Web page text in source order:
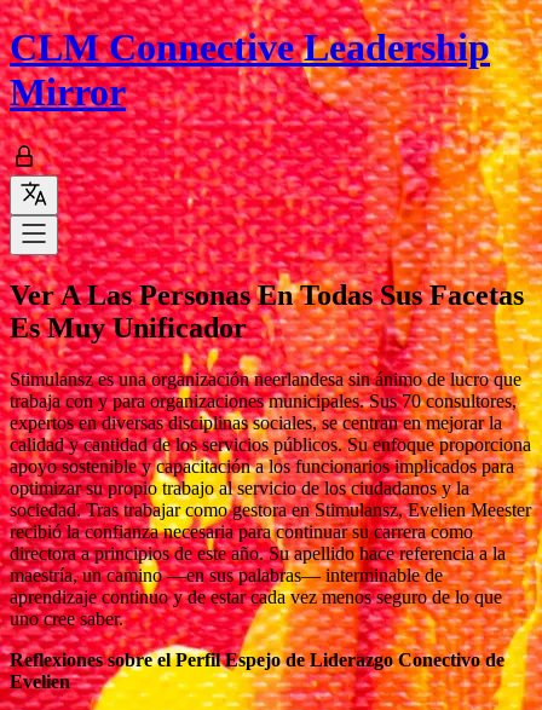
CLMConnective Leadership
Mirror
Ver A Las Personas En Todas Sus Facetas
Es Muy Unificador
Stimulansz es una organización neerlandesa sin ánimo de lucro que
trabaja con y para organizaciones municipales. Sus 70 consultores,
expertos en diversas disciplinas sociales, se centran en mejorar la
calidad y cantidad de los servicios públicos. Su enfoque proporciona
apoyo sostenible y capacitación a los funcionarios implicados para
optimizar su propio trabajo al servicio de los ciudadanos y la
sociedad. Tras trabajar como gestora en Stimulansz, Evelien Meester
recibió la confianza necesaria para continuar su carrera como
directora a principios de este año. Su apellido hace referencia a la
maestría, un camino —en sus palabras— interminable de
aprendizaje continuo y de estar cada vez menos seguro de lo que
uno cree saber.
Reflexiones sobre el Perfil Espejo de Liderazgo Conectivo de
Evelien